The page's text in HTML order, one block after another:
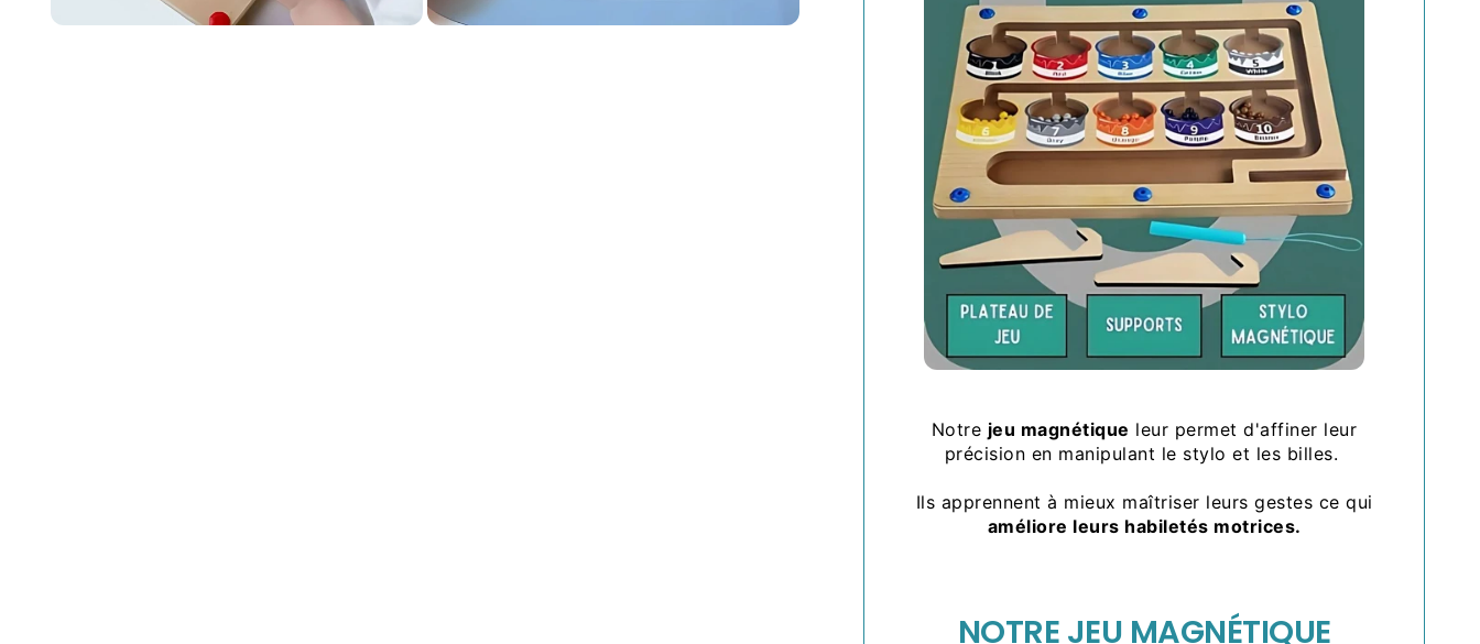
Notre jeu magnétique leur permet d'affiner leur
précision en manipulant le stylo et les billes.
Ils apprennent à mieux maîtriser leurs gestes ce qui
améliore leurs habiletés motrices.
NOTRE JEU MAGNÉTIQUE